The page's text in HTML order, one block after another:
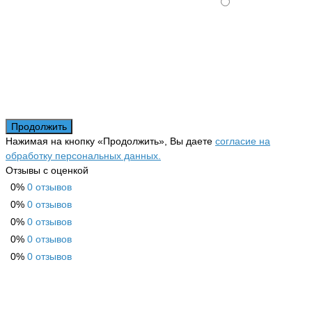
Продолжить
Нажимая на кнопку «Продолжить», Вы даете согласие на
обработку персональных данных.
Отзывы с оценкой
0% 0 отзывов
0% 0 отзывов
0% 0 отзывов
0% 0 отзывов
0% 0 отзывов